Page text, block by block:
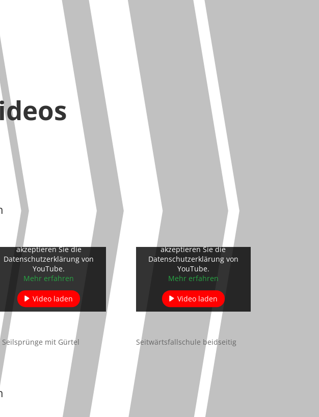
Mit dem Laden des Videos
akzeptieren Sie die
Datenschutzerklärung von
YouTube.
Mehr erfahren
Video laden
YouTube immer entsperren
Seilsprünge mit Gürtel
Mit dem Laden des Videos
akzeptieren Sie die
Datenschutzerklärung von
YouTube.
Mehr erfahren
Video laden
YouTube immer entsperren
Seitwärtsfallschule beidseitig